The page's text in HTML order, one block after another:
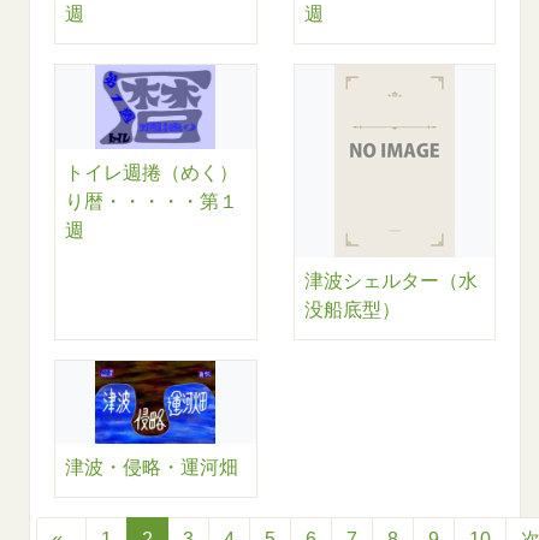
週
週
トイレ週捲（めく）
り暦・・・・・第１
週
津波シェルター（水
没船底型）
津波・侵略・運河畑